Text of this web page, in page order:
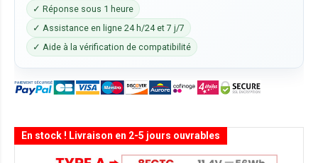
✓ Réponse sous 1 heure
✓ Assistance en ligne 24 h/24 et 7 j/7
✓ Aide à la vérification de compatibilité
En stock ! Livraison en 2-5 jours ouvrables